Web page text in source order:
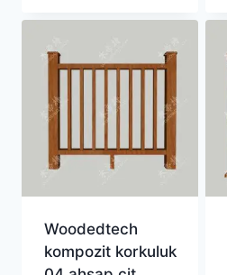
Woodedtech
kompozit korkuluk